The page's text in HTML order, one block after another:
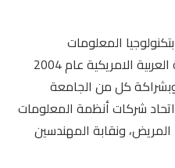
المعلومات
(HSITCE) في داخل حرم الجامعة العربية الامريكية عام 2004
كل من الجامعة
اتحاد شركات أنظمة المعلومات
المريض، ونقابة المهندسين